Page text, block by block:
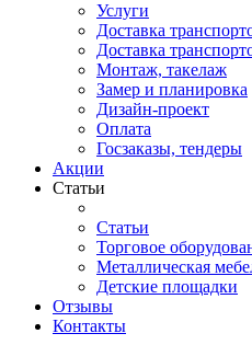
Услуги
Доставка
Доставка
Монтаж, такелаж
Замер и планировка
Дизайн-проект
Оплата
Госзаказы, тендеры
Акции
Статьи
Статьи
Торговое
Металлическая
Детские площадки
Отзывы
Контакты